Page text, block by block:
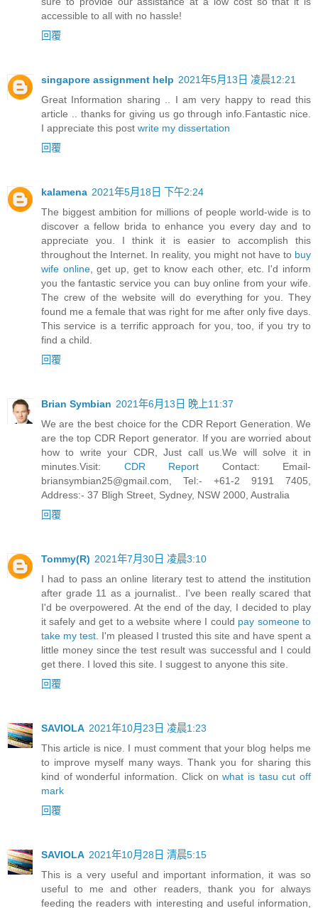
accessible to all with no hassle!
回覆
singapore assignment help 2021年5月13日 凌晨12:21
Great Information sharing .. I am very happy to read this
article .. thanks for giving us go through info.Fantastic nice.
I appreciate this post write my dissertation
回覆
kalamena 2021年5月18日 下午2:24
The biggest ambition for millions of people world-wide is to
discover a fellow brida to enhance you every day and to
appreciate you. I think it is easier to accomplish this
throughout the Internet. In reality, you might not have to buy
wife online, get up, get to know each other, etc. I'd inform
you the fantastic service you can buy online from your wife.
The crew of the website will do everything for you. They
found me a female that was right for me after only five days.
This service is a terrific approach for you, too, if you try to
find a child.
回覆
Brian Symbian 2021年6月13日 晚上11:37
We are the best choice for the CDR Report Generation. We
are the top CDR Report generator. If you are worried about
how to write your CDR, Just call us.We will solve it in
minutes.Visit: CDR Report Contact: Email-
briansymbian25@gmail.com , Tel:- +61-2 9191 7405,
Address:- 37 Bligh Street, Sydney, NSW 2000, Australia
回覆
Tommy(R) 2021年7月30日 凌晨3:10
I had to pass an online literary test to attend the institution
after grade 11 as a journalist.. I've been really scared that
I'd be overpowered. At the end of the day, I decided to play
it safely and get to a website where I could pay someone to
take my test . I'm pleased I trusted this site and have spent a
little money since the test result was successful and I could
get there. I loved this site. I suggest to anyone this site.
回覆
SAVIOLA 2021年10月23日 凌晨1:23
This article is nice. I must comment that your blog helps me
to improve myself many ways. Thank you for sharing this
kind of wonderful information. Click onwhat is tasu cut off
mark
回覆
SAVIOLA 2021年10月28日 清晨5:15
This is a very useful and important information, it was so
useful to me and other readers, thank you for always
feeding the readers with interesting and useful information,